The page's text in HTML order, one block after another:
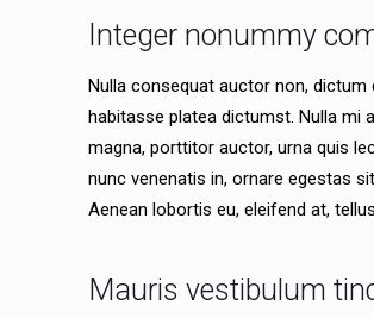
Integer nonummy
Nulla consequat auctor non, dictum
habitasse platea dictumst. Nulla mi
magna, porttitor auctor, urna quis
nunc venenatis in, ornare egestas
Aenean lobortis eu, eleifend at,
Mauris vestibulum